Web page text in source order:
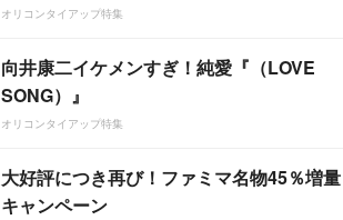
オリコンタイアップ特集
向井康二イケメンすぎ！純愛『（LOVE
SONG）』
オリコンタイアップ特集
大好評につき再び！ファミマ名物45％増量
キャンペーン